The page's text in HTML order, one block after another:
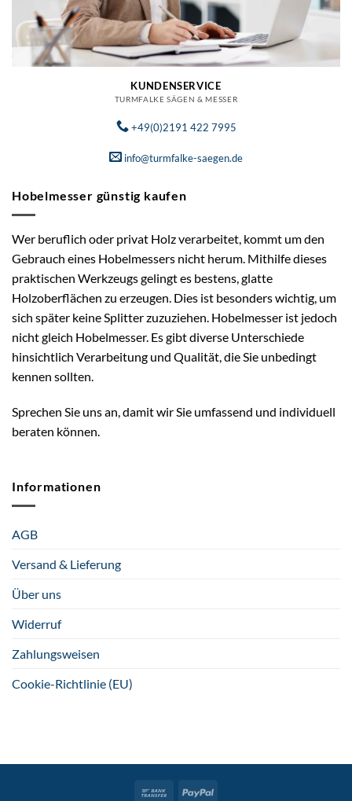
KUNDENSERVICE
TURMFALKE SÄGEN & MESSER
+49(0)2191 422 7995
info@turmfalke-saegen.de
Hobelmesser günstig kaufen
Wer beruflich oder privat Holz verarbeitet, kommt um den
Gebrauch eines Hobelmessers nicht herum. Mithilfe dieses
praktischen Werkzeugs gelingt es bestens, glatte
Holzoberflächen zu erzeugen. Dies ist besonders wichtig, um
sich später keine Splitter zuzuziehen. Hobelmesser ist jedoch
nicht gleich Hobelmesser. Es gibt diverse Unterschiede
hinsichtlich Verarbeitung und Qualität, die Sie unbedingt
kennen sollten.
Sprechen Sie uns an, damit wir Sie umfassend und individuell
beraten können.
Informationen
AGB
Versand & Lieferung
Über uns
Widerruf
Zahlungsweisen
Cookie-Richtlinie (EU)
Bank